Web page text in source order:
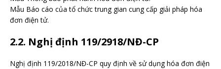
Mẫu Báo cáo của tổ chức trung gian cung cấp giải pháp hóa
đơn điện tử.
2.2. Nghị định 119/2918/NĐ-CP
Nghị định 119/2018/NĐ-CP quy định về sử dụng hóa đơn điện